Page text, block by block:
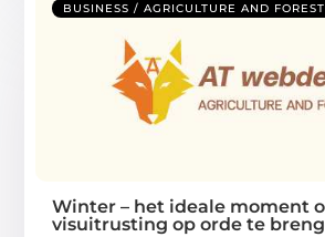
BUSINESS / AGRICULTURE AND
Winter – het ideale moment
visuitrusting op orde te